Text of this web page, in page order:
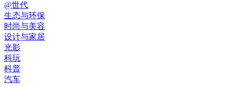
@世代
生态与环保
时尚与美容
设计与家居
光影
科玩
科普
汽车